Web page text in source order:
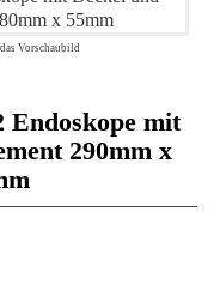
Vorschaubild
Endoskope mit
290mm x